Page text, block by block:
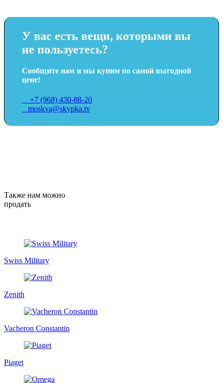
У вас есть вещи, которыми вы
не пользуетесь?
Сообщите нам и мы купим по самой выгодной
цене!
+7 (968) 430-88-20
moskva@skypka.tv
Также нам можно
продать
Swiss Military
Zenith
Vacheron Constantin
Piaget